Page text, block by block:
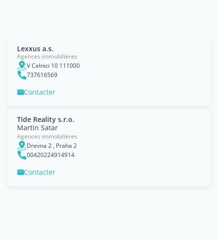
Lexxus a.s.
Agences immobilières
V Celnici 10 111000
737616569
Contacter
Tide Reality s.r.o.
Martin Satar
Agences immobilières
Drevna 2 , Praha 2
00420224914914
Contacter